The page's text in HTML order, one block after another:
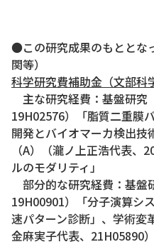
●この研究成果のもととな
関等）
科学研究費補助金（文部科
主な研究経費：基盤研究
19H02576）「脂質二重膜
開発とバイオマーカ検出
（A）（瀧ノ上正浩代表、
ルのモダリティ」
部分的な研究経費：基盤
19H00901）「分子演算シ
速パターン診断」、学術変
金麻実子代表、21H05890